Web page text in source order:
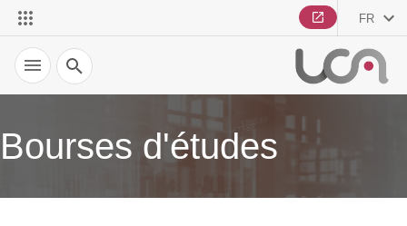
FR
Recherche
Bourses d'études